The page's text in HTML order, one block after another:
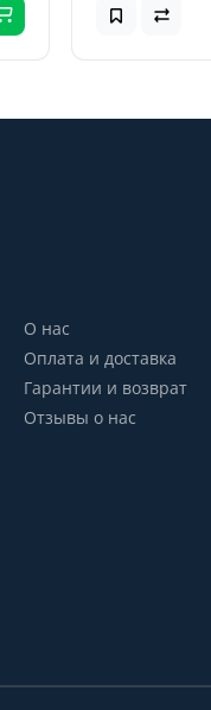
О нас
Оплата и доставка
Гарантии и возврат
Отзывы о нас